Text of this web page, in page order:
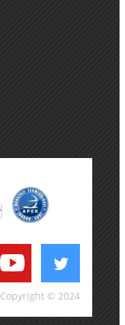
Copyright © 2024